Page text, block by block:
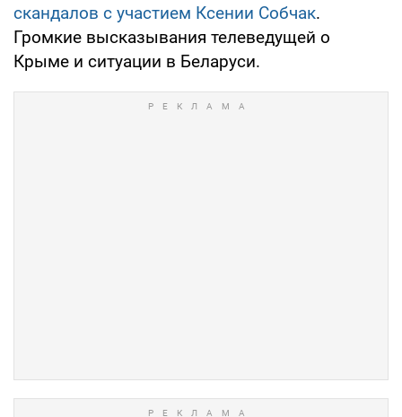
скандалов с участием Ксении Собчак.
Громкие высказывания телеведущей о
Крыме и ситуации в Беларуси.